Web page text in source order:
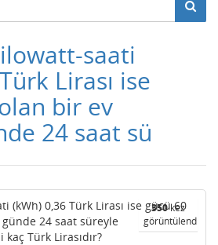
saati
Lirası ise
bir ev
24 saat sü
350kez
görüntülendi
(kWh) 0,36 Türk Lirası ise gücü 60
24 saat süreyle
kaç Türk Lirasıdır?